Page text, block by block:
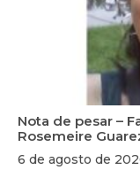
Nota de pesar –
Rosemeire
6 de agosto de